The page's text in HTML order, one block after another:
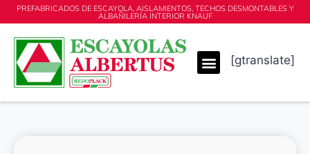
PREFABRICADOS DE ESCAYOLA, AISLAMIENTOS, TECHOS DESMONTABLES Y
ALBAÑILERÍA INTERIOR KNAUF
[gtranslate]